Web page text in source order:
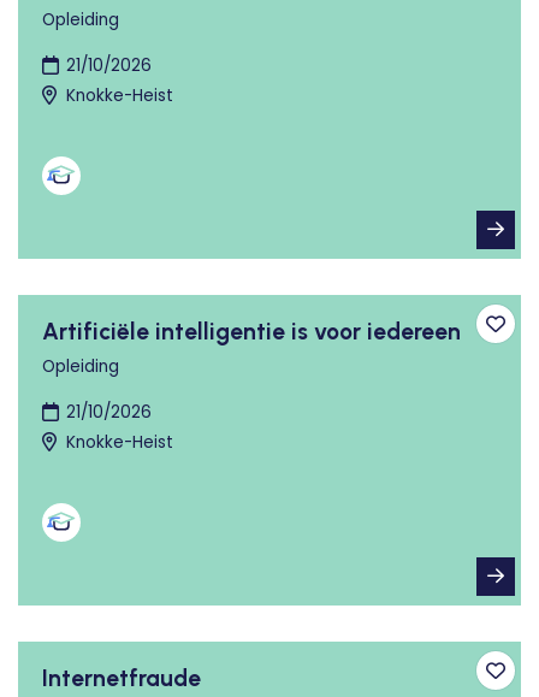
Opleiding
21/10/2026
Knokke-Heist
Artificiële intelligentie is voor iedereen
Opleiding
21/10/2026
Knokke-Heist
Internetfraude